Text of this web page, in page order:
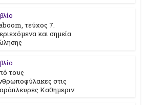
τεύχος 7.
και σημεία
τους
στις
Καθημεριν